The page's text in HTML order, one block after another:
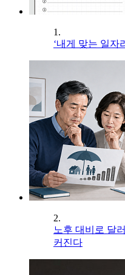
1.
‘내게 맞는 일자
2.
노후 대비로 달
커진다